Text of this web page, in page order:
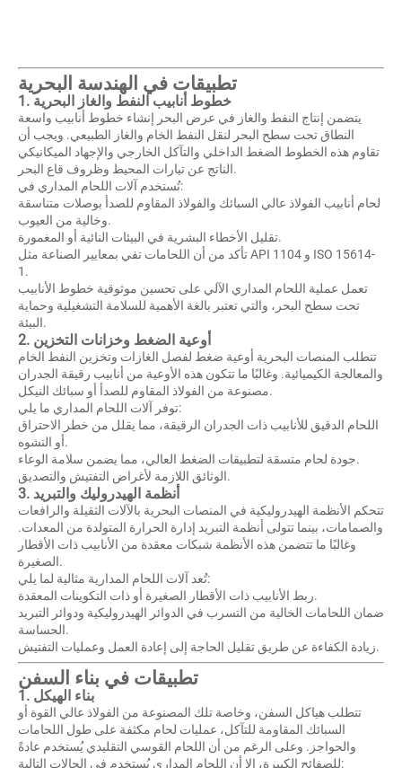
تطبيقات في الهندسة البحرية
1. خطوط أنابيب النفط والغاز البحرية
يتضمن إنتاج النفط والغاز في عرض البحر إنشاء خطوط أنابيب واسعة
النطاق تحت سطح البحر لنقل النفط الخام والغاز الطبيعي. ويجب أن
تقاوم هذه الخطوط الضغط الداخلي والتآكل الخارجي والإجهاد الميكانيكي
الناتج عن تيارات المحيط وظروف قاع البحر.
تُستخدم آلات اللحام المداري في:
لحام أنابيب الفولاذ عالي السبائك والفولاذ المقاوم للصدأ بوصلات متناسقة
وخالية من العيوب.
تقليل الأخطاء البشرية في البيئات النائية أو المغمورة.
تأكد من أن اللحامات تفي بمعايير الصناعة مثل API 1104 و ISO 15614-
1.
تعمل عملية اللحام المداري الآلي على تحسين موثوقية خطوط الأنابيب
تحت سطح البحر، والتي تعتبر بالغة الأهمية للسلامة التشغيلية وحماية
البيئة.
2. أوعية الضغط وخزانات التخزين
تتطلب المنصات البحرية أوعية ضغط لفصل الغازات وتخزين النفط الخام
والمعالجة الكيميائية. وغالبًا ما تتكون هذه الأوعية من أنابيب رقيقة الجدران
مصنوعة من الفولاذ المقاوم للصدأ أو سبائك النيكل.
توفر آلات اللحام المداري ما يلي:
اللحام الدقيق للأنابيب ذات الجدران الرقيقة، مما يقلل من خطر الاحتراق
أو التشوه.
جودة لحام متسقة لتطبيقات الضغط العالي، مما يضمن سلامة الوعاء.
الوثائق اللازمة لأغراض التفتيش والتصديق.
3. أنظمة الهيدروليك والتبريد
تتحكم الأنظمة الهيدروليكية في المنصات البحرية بالآلات الثقيلة والرافعات
والصمامات، بينما تتولى أنظمة التبريد إدارة الحرارة المتولدة من المعدات.
وغالبًا ما تتضمن هذه الأنظمة شبكات معقدة من الأنابيب ذات الأقطار
الصغيرة.
تُعد آلات اللحام المدارية مثالية لما يلي:
ربط الأنابيب ذات الأقطار الصغيرة أو ذات التكوينات المعقدة.
ضمان اللحامات الخالية من التسرب في الدوائر الهيدروليكية ودوائر التبريد
الحساسة.
زيادة الكفاءة عن طريق تقليل الحاجة إلى إعادة العمل وعمليات التفتيش.
تطبيقات في بناء السفن
1. بناء الهيكل
تتطلب هياكل السفن، وخاصة تلك المصنوعة من الفولاذ عالي القوة أو
السبائك المقاومة للتآكل، عمليات لحام مكثفة على طول اللحامات
والحواجز. وعلى الرغم من أن اللحام القوسي التقليدي يُستخدم عادةً
للصفائح الكبيرة، إلا أن اللحام المداري يُستخدم في الحالات التالية: